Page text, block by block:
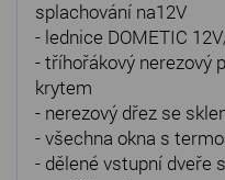
splachování na12V
- lednice DOMETIC
- tříhořákový nerezový
krytem
- nerezový dřez se
- všechna okna s
- dělené vstupní dveře